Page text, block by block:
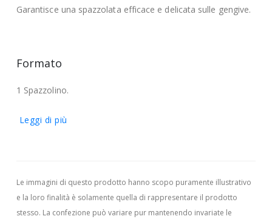
Garantisce una spazzolata efficace e delicata sulle gengive.
Formato
1 Spazzolino.
Leggi di più
Le immagini di questo prodotto hanno scopo puramente illustrativo
e la loro finalità è solamente quella di rappresentare il prodotto
stesso. La confezione può variare pur mantenendo invariate le